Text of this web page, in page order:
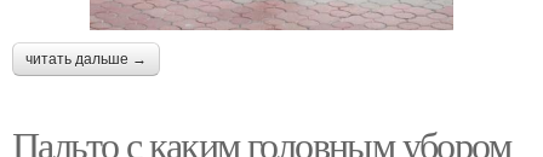
читать дальше →
Пальто с каким головным убором